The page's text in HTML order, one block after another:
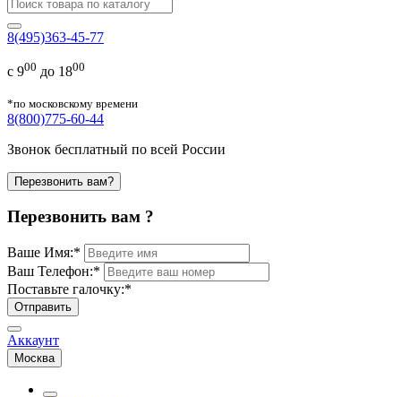
8(495)363-45-77
с 900 до 1800
*по московскому времени
8(800)775-60-44
Звонок бесплатный по всей России
Перезвонить вам?
Перезвонить вам ?
Ваше Имя:*
Ваш Телефон:*
Поставьте галочку:*
Отправить
Аккаунт
Москва